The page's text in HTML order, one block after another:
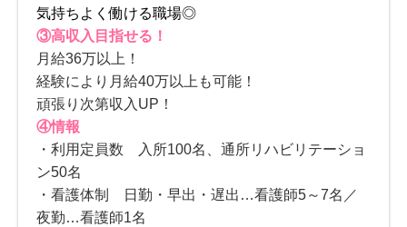
気持ちよく働ける職場◎
③高収入目指せる！
月給36万以上！
経験により月給40万以上も可能！
頑張り次第収入UP！
④情報
・利用定員数 入所100名、通所リハビリテーショ
ン50名
・看護体制 日勤・早出・遅出…看護師5～7名／
夜勤…看護師1名